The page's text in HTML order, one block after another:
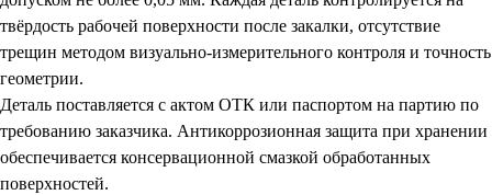
твёрдость рабочей поверхности после закалки, отсутствие
трещин методом визуально-измерительного контроля и точность
геометрии.
Деталь поставляется с актом ОТК или паспортом на партию по
требованию заказчика. Антикоррозионная защита при хранении
обеспечивается консервационной смазкой обработанных
поверхностей.